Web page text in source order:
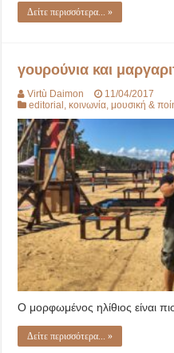
Δείτε περισσότερα... »
γουρούνια και
Virtù Daimon
11/04/2017
editorial ,κοινωνία,μουσική &
Ο μορφωμένος ηλίθιος είναι
Δείτε περισσότερα... »